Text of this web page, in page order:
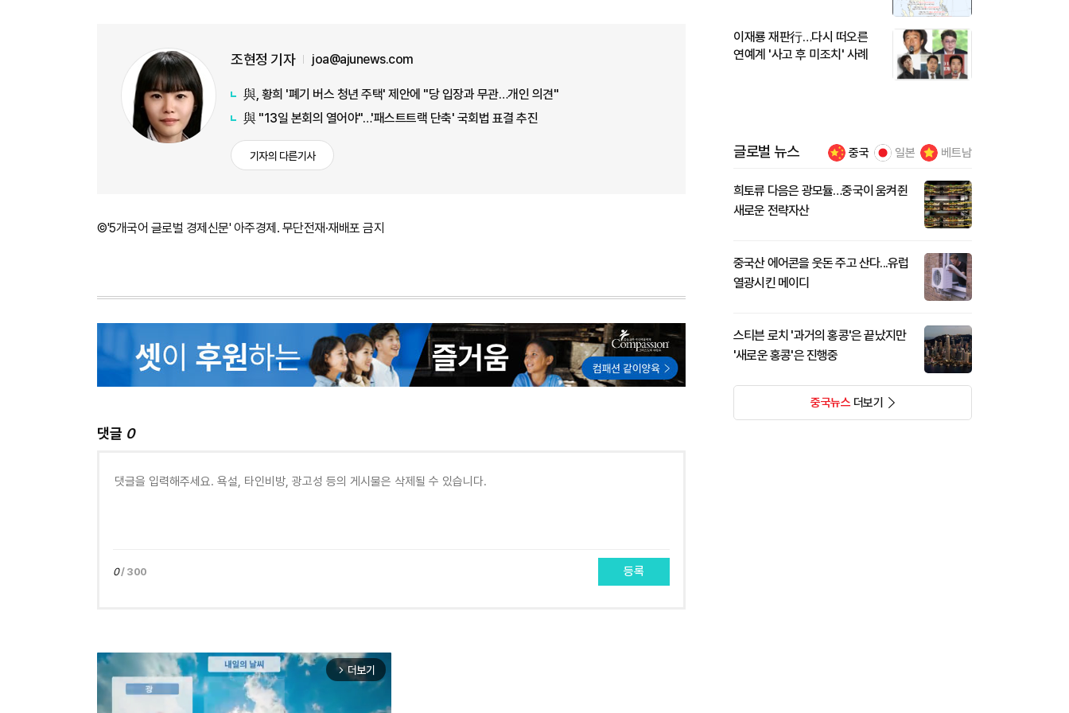
조현정 기자 joa@ajunews.com
與, 황희 '폐기 버스 청년 주택' 제안에 "당 입장과 무관…개인 의견"
與 "13일 본회의 열어야"…'패스트트랙 단축' 국회법 표결 추진
기자의 다른기사
©'5개국어 글로벌 경제신문' 아주경제. 무단전재·재배포 금지
댓글 0
0/ 300 등록
arrow_forward_ios 더보기
이재룡 재판行…다시 떠오른
연예계 '사고 후 미조치' 사례
글로벌 뉴스 중국 일본 베트남
희토류 다음은 광모듈…중국이 움켜쥔
새로운 전략자산
중국산 에어콘을 웃돈 주고 산다...유럽
열광시킨 메이디
스티븐 로치 '과거의 홍콩'은 끝났지만
'새로운 홍콩'은 진행중
중국뉴스더보기